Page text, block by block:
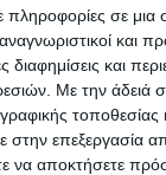
πληροφορίες σε
και
και
Με την άδειά
τοποθεσίας
επεξεργασία
να αποκτήσετε
τους 335
ενώ τα «συνήθη